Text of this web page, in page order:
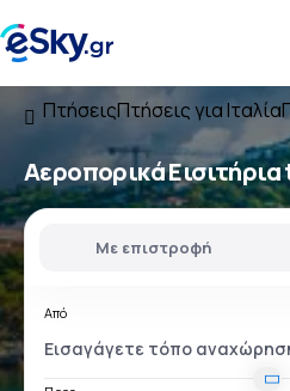
ΠτήσειςΠτήσεις για Ιταλία
Αεροπορικά Εισιτήρια
Με επιστροφή
Από